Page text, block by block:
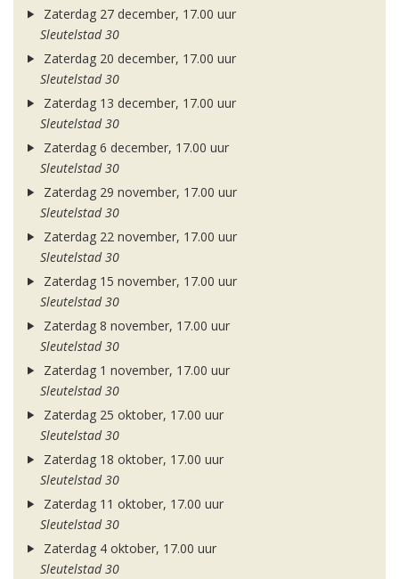
Zaterdag 27 december, 17.00 uur
Sleutelstad 30
Zaterdag 20 december, 17.00 uur
Sleutelstad 30
Zaterdag 13 december, 17.00 uur
Sleutelstad 30
Zaterdag 6 december, 17.00 uur
Sleutelstad 30
Zaterdag 29 november, 17.00 uur
Sleutelstad 30
Zaterdag 22 november, 17.00 uur
Sleutelstad 30
Zaterdag 15 november, 17.00 uur
Sleutelstad 30
Zaterdag 8 november, 17.00 uur
Sleutelstad 30
Zaterdag 1 november, 17.00 uur
Sleutelstad 30
Zaterdag 25 oktober, 17.00 uur
Sleutelstad 30
Zaterdag 18 oktober, 17.00 uur
Sleutelstad 30
Zaterdag 11 oktober, 17.00 uur
Sleutelstad 30
Zaterdag 4 oktober, 17.00 uur
Sleutelstad 30